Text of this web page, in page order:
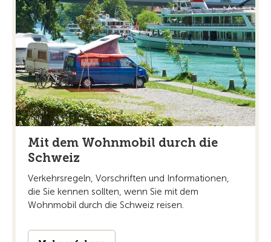
Mit dem Wohnmobil durch die
Schweiz
Verkehrsregeln, Vorschriften und Informationen,
die Sie kennen sollten, wenn Sie mit dem
Wohnmobil durch die Schweiz reisen.